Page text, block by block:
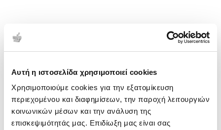
Αυτή η ιστοσελίδα χρησιμοποιεί cookies
Χρησιμοποιούμε cookies για την εξατομίκευση
περιεχομένου και διαφημίσεων, την παροχή λειτουργιών
κοινωνικών μέσων και την ανάλυση της
επισκεψιμότητάς μας. Επιδίωξη μας είναι σας